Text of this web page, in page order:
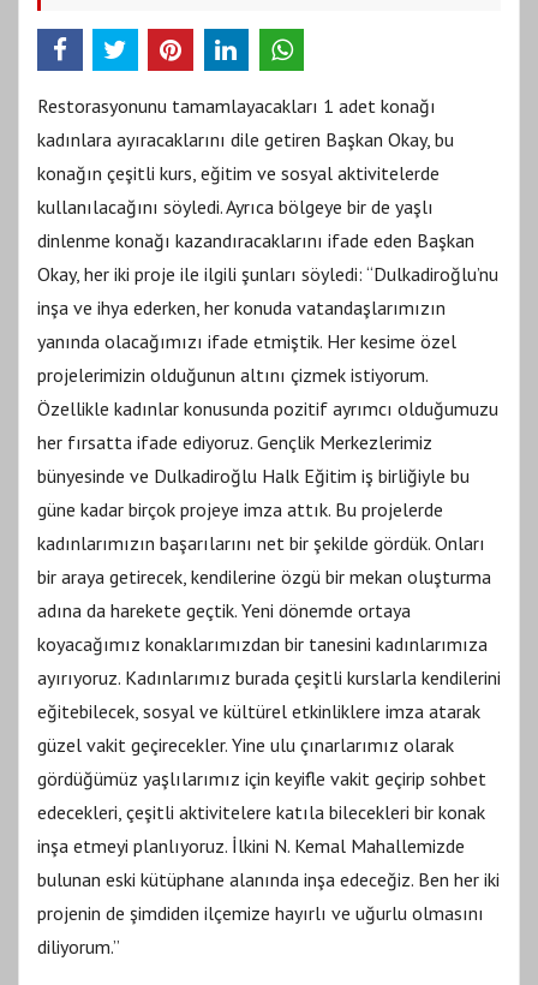
Restorasyonunu tamamlayacakları 1 adet konağı
kadınlara ayıracaklarını dile getiren Başkan Okay, bu
konağın çeşitli kurs, eğitim ve sosyal aktivitelerde
kullanılacağını söyledi. Ayrıca bölgeye bir de yaşlı
dinlenme konağı kazandıracaklarını ifade eden Başkan
Okay, her iki proje ile ilgili şunları söyledi: “Dulkadiroğlu’nu
inşa ve ihya ederken, her konuda vatandaşlarımızın
yanında olacağımızı ifade etmiştik. Her kesime özel
projelerimizin olduğunun altını çizmek istiyorum.
Özellikle kadınlar konusunda pozitif ayrımcı olduğumuzu
her fırsatta ifade ediyoruz. Gençlik Merkezlerimiz
bünyesinde ve Dulkadiroğlu Halk Eğitim iş birliğiyle bu
güne kadar birçok projeye imza attık. Bu projelerde
kadınlarımızın başarılarını net bir şekilde gördük. Onları
bir araya getirecek, kendilerine özgü bir mekan oluşturma
adına da harekete geçtik. Yeni dönemde ortaya
koyacağımız konaklarımızdan bir tanesini kadınlarımıza
ayırıyoruz. Kadınlarımız burada çeşitli kurslarla kendilerini
eğitebilecek, sosyal ve kültürel etkinliklere imza atarak
güzel vakit geçirecekler. Yine ulu çınarlarımız olarak
gördüğümüz yaşlılarımız için keyifle vakit geçirip sohbet
edecekleri, çeşitli aktivitelere katıla bilecekleri bir konak
inşa etmeyi planlıyoruz. İlkini N. Kemal Mahallemizde
bulunan eski kütüphane alanında inşa edeceğiz. Ben her iki
projenin de şimdiden ilçemize hayırlı ve uğurlu olmasını
diliyorum.”